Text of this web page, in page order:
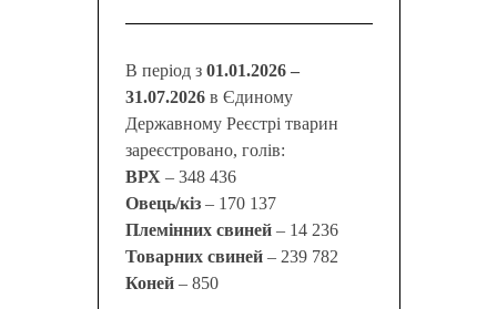
В період з01.01.2026 –
31.07.2026 в Єдиному
Державному Реєстрі тварин
зареєстровано, голів:
ВРХ – 348 436
Овець/кіз– 170 137
Племінних свиней– 14 236
Товарних свиней– 239 782
Коней– 850